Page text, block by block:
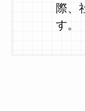
際、
す。